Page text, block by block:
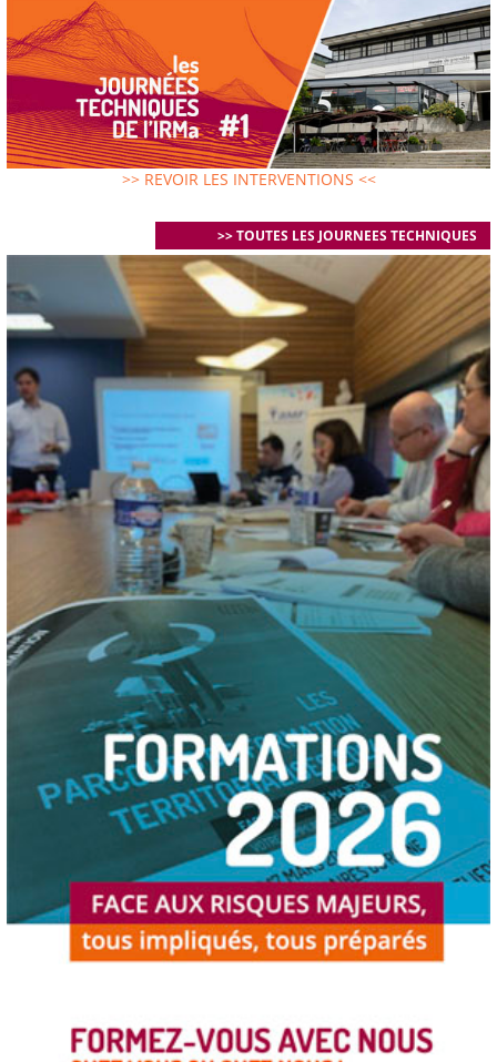
>> REVOIR LES INTERVENTIONS <<
>> TOUTES LES JOURNEES TECHNIQUES